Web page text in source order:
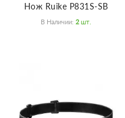
Нож Ruike P831S-SB
В Наличии: 2 Шт.